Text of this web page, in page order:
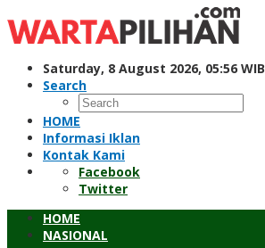
to
content
Saturday, 8 August 2026, 05:56 WIB
Search
HOME
Informasi Iklan
Kontak Kami
Facebook
Twitter
HOME
NASIONAL